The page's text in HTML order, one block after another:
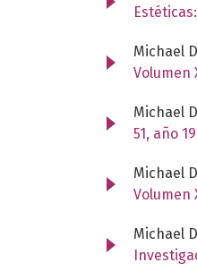
Michael
Volumen
Michael
51, año
Michael
Volumen
Michael